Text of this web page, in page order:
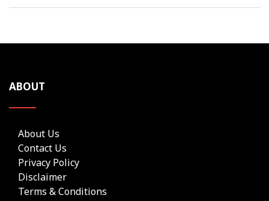
ABOUT
About Us
Contact Us
Privacy Policy
Disclaimer
Terms & Conditions